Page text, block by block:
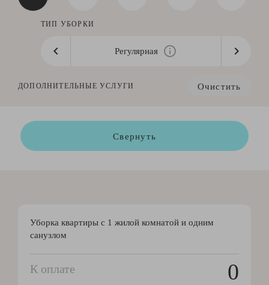
ТИП УБОРКИ
Регулярная
ДОПОЛНИТЕЛЬНЫЕ УСЛУГИ Очистить
Свернуть
Уборка квартиры с 1 жилой комнатой и одним
санузлом
К оплате 0